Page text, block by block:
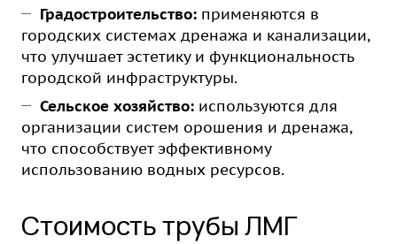
Градостроительство: применяются в
городских системах дренажа и канализации,
что улучшает эстетику и функциональность
городской инфраструктуры.
Сельское хозяйство: используются для
организации систем орошения и дренажа,
что способствует эффективному
использованию водных ресурсов.
Стоимость трубы ЛМГ